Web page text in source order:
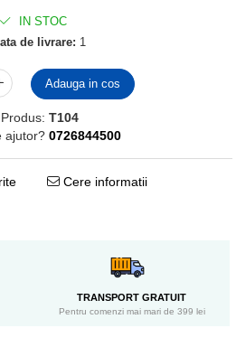
IN STOC
de livrare: 1
Adauga in cos
T104
ajutor? 0726844500
Cere informatii
TRANSPORT GRATUIT
Pentru comenzi mai mari de 399 lei